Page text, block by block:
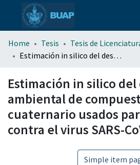
menu.section.about_menu
Home Tesis
Tesis de
Estimación in silico del destino ambiental de compuestos de amonio cuaternario usados para desinfección contra el virus SARS-CoV-2
Estimación in silico
ambiental de
cuaternario usados
contra el virus SARS-
Simple item